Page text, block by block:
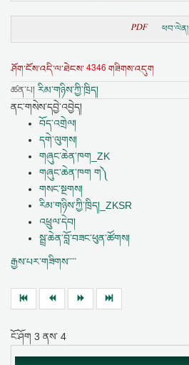
PDF ཕབ་ལེན།
ཤོག་ངོས་འདི་ལ་ཐེངས་4346 གཟིགས་འདུག
ཚན་པ། རིམ་གཉིས་ཀྱི་ཁྲིད།
ནང་གསེས་དབྱེ་འབྱེད།
བོད་འགྲེལ།
དགེ་ལུགས།
གཞུང་ཆེན་ཁག_ZK
གཞུང་ཆེན་ཁག ག༽
གསང་སྔགས།
རིམ་གཉིས་ཀྱི་ཁྲིད།_ZKSR
འཕྲུལ་དེབ།
སྦྲ་ཆེན་བློ་བཟང་ཕུན་ཚོགས།
རྒྱས་པར་གཟིགས་་་་
ངོ་ཤོག 3 ནས་ 4